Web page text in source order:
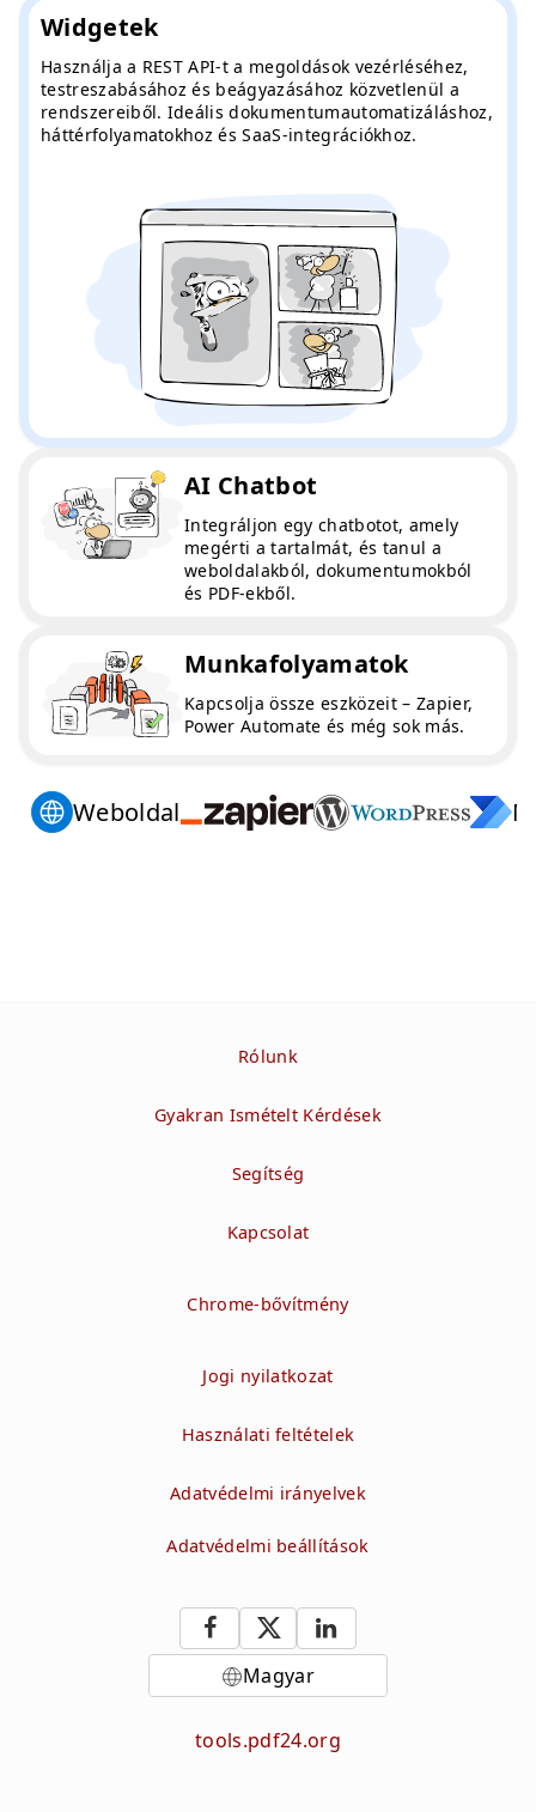
Widgetek
Használja a REST API-t a megoldások vezérléséhez,
testreszabásához és beágyazásához közvetlenül a
rendszereiből. Ideális dokumentumautomatizáláshoz,
háttérfolyamatokhoz és SaaS-integrációkhoz.
AI Chatbot
Integráljon egy chatbotot, amely
megérti a tartalmát, és tanul a
weboldalakból, dokumentumokból
és PDF-ekből.
Munkafolyamatok
Kapcsolja össze eszközeit – Zapier,
Power Automate és még sok más.
Weboldal
Rólunk
Gyakran Ismételt Kérdések
Segítség
Kapcsolat
Chrome-bővítmény
Jogi nyilatkozat
Használati feltételek
Adatvédelmi irányelvek
Adatvédelmi beállítások
Magyar
tools.pdf24.org